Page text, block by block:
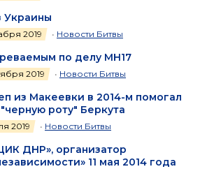
Украины
2019 • Новости Битвы
по делу MH17
2019 • Новости Битвы
из Макеевки в 2014-м помогал
роту" Беркута
2019 • Новости Битвы
ДНР», организатор
11 мая 2014 года